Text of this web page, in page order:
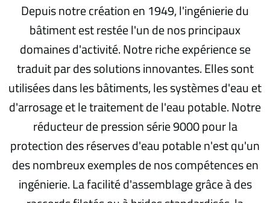
Depuis notre création en 1949, l'ingénierie du
bâtiment est restée l'un de nos principaux
domaines d'activité. Notre riche expérience se
traduit par des solutions innovantes. Elles sont
utilisées dans les bâtiments, les systèmes d'eau et
d'arrosage et le traitement de l'eau potable. Notre
réducteur de pression série 9000 pour la
protection des réserves d'eau potable n'est qu'un
des nombreux exemples de nos compétences en
ingénierie. La facilité d'assemblage grâce à des